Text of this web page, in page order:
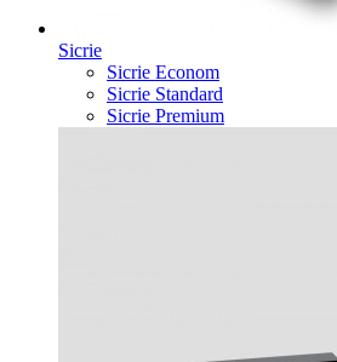
Sicrie
Sicrie Econom
Sicrie Standard
Sicrie Premium